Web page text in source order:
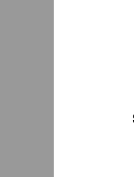
www.gaia-
〒259-1101